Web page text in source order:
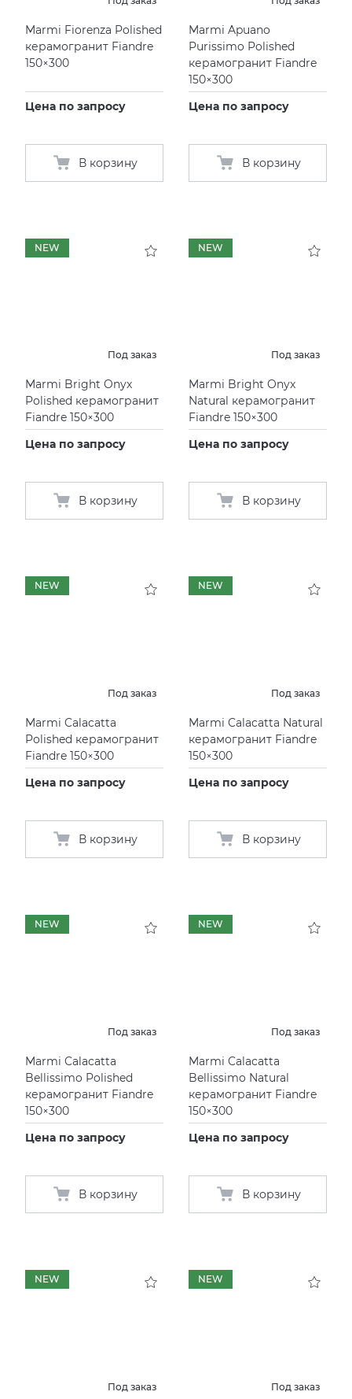
Marmi Fiorenza Polished
керамогранит Fiandre
150×300
Цена по запросу
В корзину
Marmi Apuano
Purissimo Polished
керамогранит Fiandre
150×300
Цена по запросу
В корзину
NEW
Под заказ
Marmi Bright Onyx
Polished керамогранит
Fiandre 150×300
Цена по запросу
В корзину
NEW
Под заказ
Marmi Bright Onyx
Natural керамогранит
Fiandre 150×300
Цена по запросу
В корзину
NEW
Под заказ
Marmi Calacatta
Polished керамогранит
Fiandre 150×300
Цена по запросу
В корзину
NEW
Под заказ
Marmi Calacatta Natural
керамогранит Fiandre
150×300
Цена по запросу
В корзину
NEW
Под заказ
Marmi Calacatta
Bellissimo Polished
керамогранит Fiandre
150×300
Цена по запросу
В корзину
NEW
Под заказ
Marmi Calacatta
Bellissimo Natural
керамогранит Fiandre
150×300
Цена по запросу
В корзину
NEW
Под заказ
NEW
Под заказ